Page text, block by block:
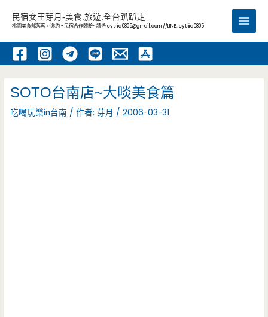
內
民宿女王芽月-美食.旅遊.全台趴趴走
桃園美食部落客，邀約 -民宿合作體驗~ 請洽cythia0805@gmail.com //LINE: cythia0805
Main
SOTO台南店~大啖美食篇
吃喝玩樂in台南 / 作者:芽月 /2006-03-31